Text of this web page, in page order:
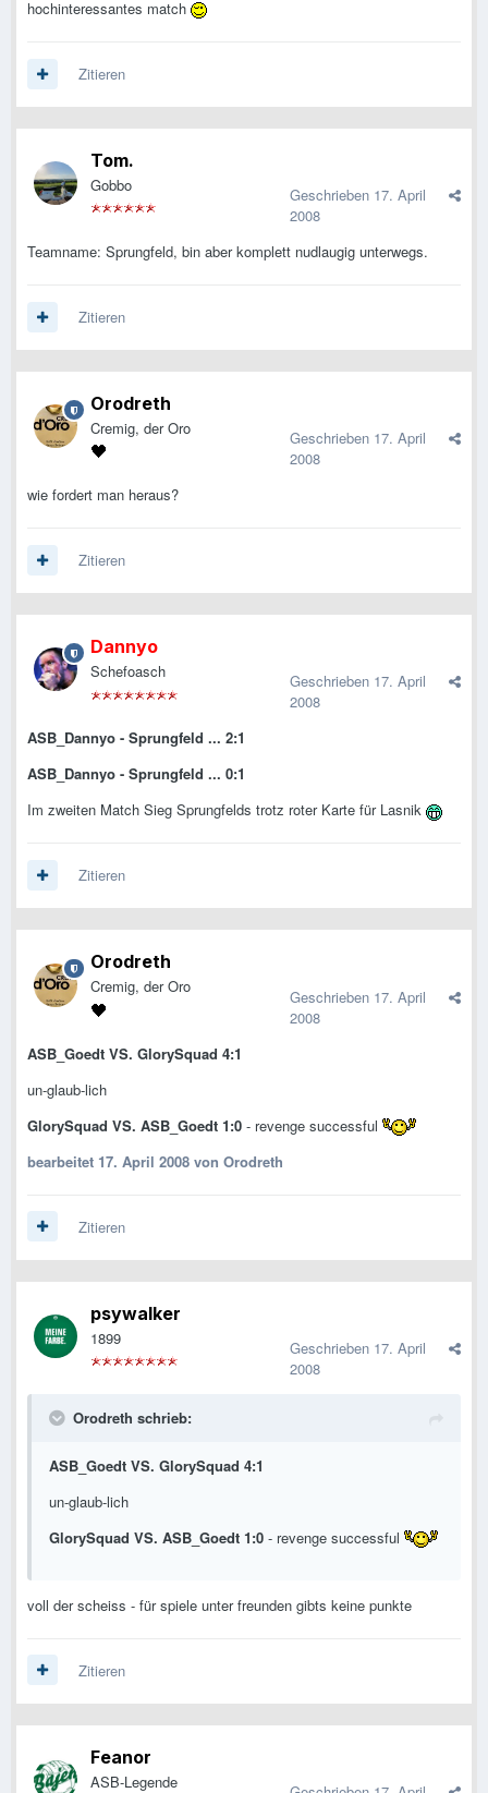
hochinteressantes match
Zitieren
Tom.
Gobbo Geschrieben 17. April
2008
Teamname: Sprungfeld, bin aber komplett nudlaugig unterwegs.
Zitieren
Orodreth
Cremig, der Oro Geschrieben 17. April
2008
wie fordert man heraus?
Zitieren
Dannyo
Schefoasch Geschrieben 17. April
2008
ASB_Dannyo - Sprungfeld ... 2:1
ASB_Dannyo - Sprungfeld ... 0:1
Im zweiten Match Sieg Sprungfelds trotz roter Karte für Lasnik
Zitieren
Orodreth
Cremig, der Oro Geschrieben 17. April
2008
ASB_Goedt VS. GlorySquad 4:1
un-glaub-lich
GlorySquad VS. ASB_Goedt 1:0 - revenge successful
bearbeitet 17. April 2008 von Orodreth
Zitieren
psywalker
1899 Geschrieben 17. April
2008
Orodreth schrieb:
ASB_Goedt VS. GlorySquad 4:1
un-glaub-lich
GlorySquad VS. ASB_Goedt 1:0 - revenge successful
voll der scheiss - für spiele unter freunden gibts keine punkte
Zitieren
Feanor
ASB-Legende